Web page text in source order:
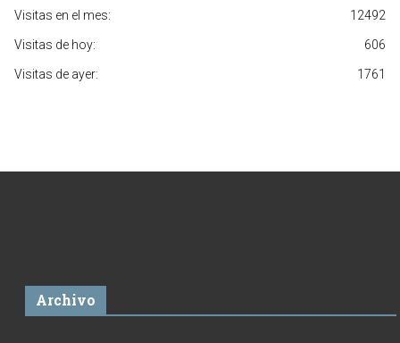
12492
Visitas en el mes:
606
Visitas de hoy:
1761
Visitas de ayer:
Archivo